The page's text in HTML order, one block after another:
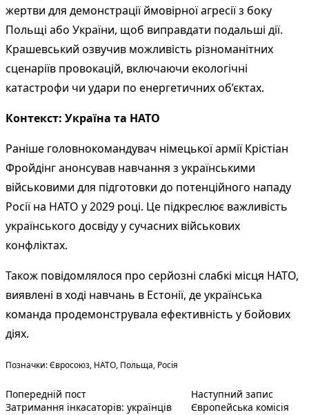
жертви для демонстрації ймовірної агресії з боку
Польщі або України, щоб виправдати подальші дії.
Крашевський озвучив можливість різноманітних
сценаріїв провокацій, включаючи екологічні
катастрофи чи удари по енергетичних об’єктах.
Контекст: Україна та НАТО
Раніше головнокомандувач німецької армії Крістіан
Фройдінг анонсував навчання з українськими
військовими для підготовки до потенційного нападу
Росії на НАТО у 2029 році. Це підкреслює важливість
українського досвіду у сучасних військових
конфліктах.
Також повідомлялося про серйозні слабкі місця НАТО,
виявлені в ході навчань в Естонії, де українська
команда продемонструвала ефективність у бойових
діях.
Теги:
Позначки:Євросоюз, НАТО, Польща, Росія
Навігація
записів
Попередній постПопередній запис:
Затримання інкасаторів: українців
Наступний запис
Європейська комісія